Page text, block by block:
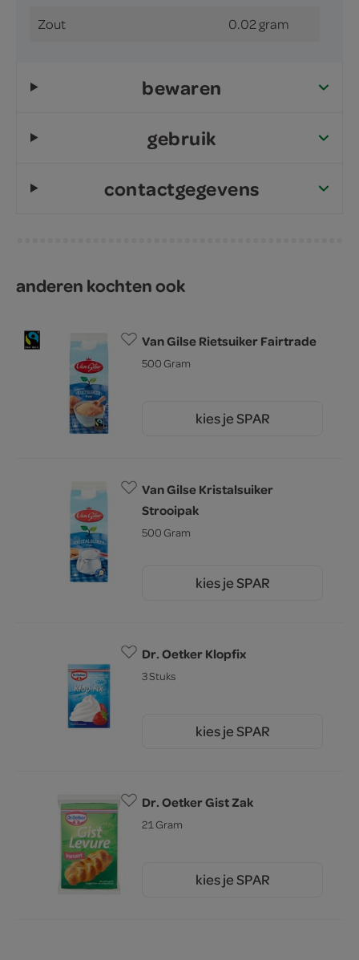
Zout 0.02 gram
bewaren
gebruik
contactgegevens
anderen kochten ook
Van Gilse Rietsuiker Fairtrade
500 Gram
kies je SPAR
Van Gilse Kristalsuiker
Strooipak
500 Gram
kies je SPAR
Dr. Oetker Klopfix
3 Stuks
kies je SPAR
Dr. Oetker Gist Zak
21 Gram
kies je SPAR